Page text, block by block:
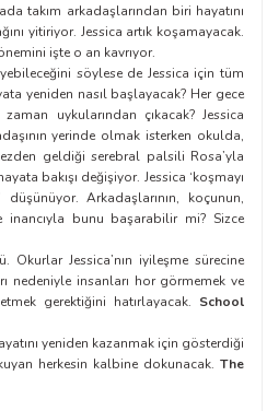
takım arkadaşlarından biri hayatını
yitiriyor. Jessica artık koşamayacak.
işte o an kavrıyor.
söylese de Jessica için tüm
yeniden nasıl başlayacak? Her gece
uykularından çıkacak? Jessica
yerinde olmak isterken okulda,
geldiği serebral palsili Rosa’yla
bakışı değişiyor. Jessica ‘koşmayı
düşünüyor. Arkadaşlarının, koçunun,
bunu başarabilir mi? Sizce
Okurlar Jessica’nın iyileşme sürecine
nedeniyle insanları hor görmemek ve
gerektiğini hatırlayacak. School
yeniden kazanmak için gösterdiği
herkesin kalbine dokunacak. The